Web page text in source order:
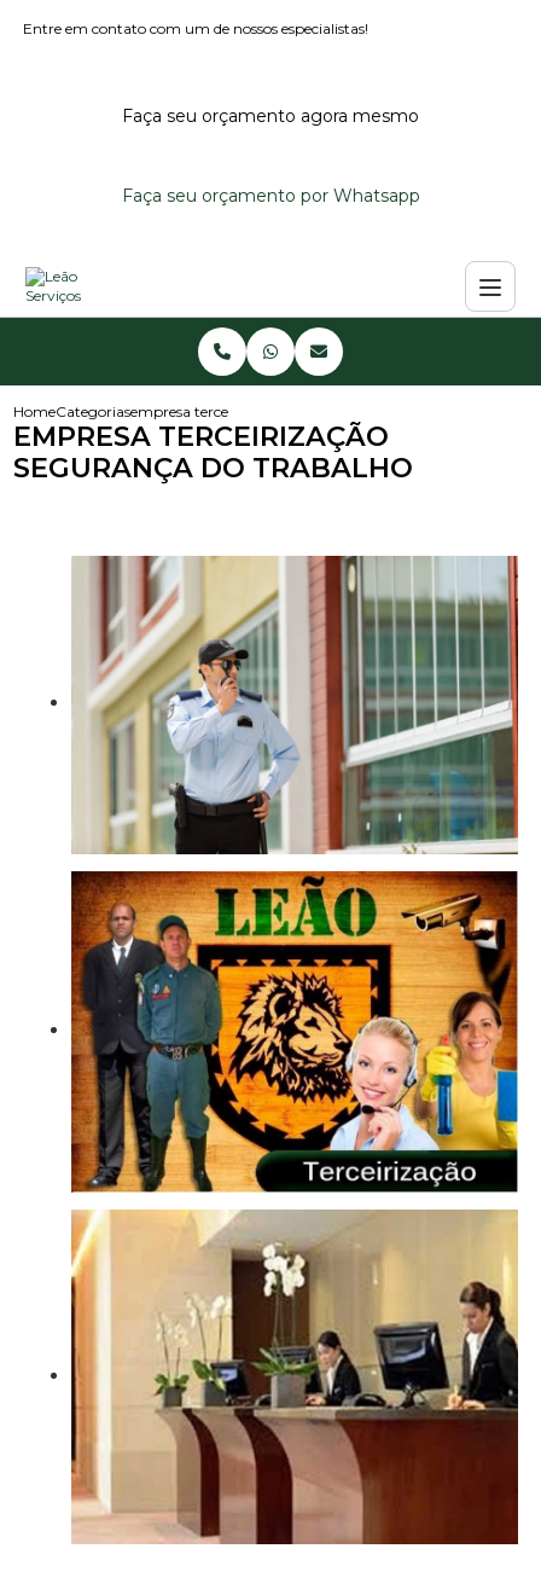
Entre em contato com um de nossos especialistas!
Faça seu orçamento agora mesmo
Faça seu orçamento por Whatsapp
HomeCategoriasempresa terceirizacao seguranca do trabalho
EMPRESA TERCEIRIZAÇÃO
SEGURANÇA DO TRABALHO